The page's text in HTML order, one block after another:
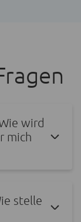
wird
mich
stelle